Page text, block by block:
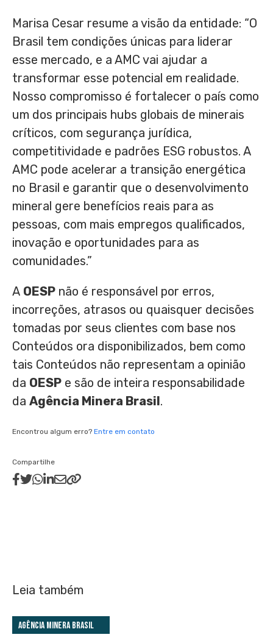
Marisa Cesar resume a visão da entidade: “O
Brasil tem condições únicas para liderar
esse mercado, e a AMC vai ajudar a
transformar esse potencial em realidade.
Nosso compromisso é fortalecer o país como
um dos principais hubs globais de minerais
críticos, com segurança jurídica,
competitividade e padrões ESG robustos. A
AMC pode acelerar a transição energética
no Brasil e garantir que o desenvolvimento
mineral gere benefícios reais para as
pessoas, com mais empregos qualificados,
inovação e oportunidades para as
comunidades.”
A OESP não é responsável por erros,
incorreções, atrasos ou quaisquer decisões
tomadas por seus clientes com base nos
Conteúdos ora disponibilizados, bem como
tais Conteúdos não representam a opinião
da OESP e são de inteira responsabilidade
da Agência Minera Brasil.
Encontrou algum erro? Entre em contato
Compartilhe
Leia também
Agência Minera Brasil